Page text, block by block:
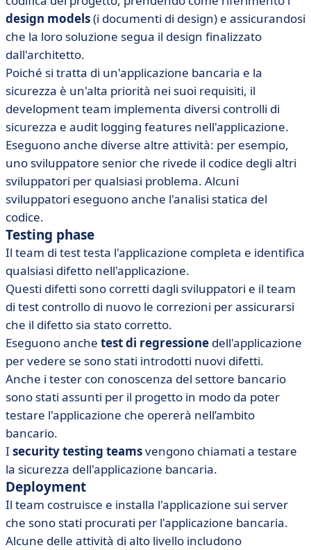
design models(i documenti di design) e assicurandosi
che la loro soluzione segua il design finalizzato
dall'architetto.
Poiché si tratta di un'applicazione bancaria e la
sicurezza è un'alta priorità nei suoi requisiti, il
development team implementa diversi controlli di
sicurezza e audit logging features nell'applicazione.
Eseguono anche diverse altre attività: per esempio,
uno sviluppatore senior che rivede il codice degli altri
sviluppatori per qualsiasi problema. Alcuni
sviluppatori eseguono anche l'analisi statica del
codice.
Testing phase
Il team di test testa l'applicazione completa e identifica
qualsiasi difetto nell'applicazione.
Questi difetti sono corretti dagli sviluppatori e il team
di test controllo di nuovo le correzioni per assicurarsi
che il difetto sia stato corretto.
Eseguono anche test di regressione dell'applicazione
per vedere se sono stati introdotti nuovi difetti.
Anche i tester con conoscenza del settore bancario
sono stati assunti per il progetto in modo da poter
testare l'applicazione che opererà nell’ambito
bancario.
I security testing teamsvengono chiamati a testare
la sicurezza dell'applicazione bancaria.
Deployment
Il team costruisce e installa l'applicazione sui server
che sono stati procurati per l'applicazione bancaria.
Alcune delle attività di alto livello includono